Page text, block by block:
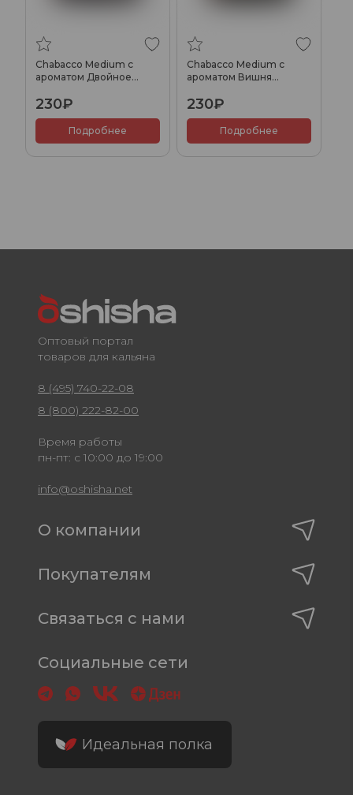
Chabacco Medium с
ароматом Двойное
40гр.
230₽
Подробнее
Chabacco Medium с
ароматом Вишня
230₽
Подробнее
Оптовый портал
товаров для кальяна
8 (495) 740-22-08
8 (800) 222-82-00
Время работы
пн-пт: с 10:00 до 19:00
info@oshisha.net
О компании
Покупателям
Связаться с нами
Социальные сети
Идеальная полка